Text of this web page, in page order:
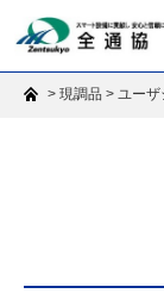
> 現調品 > ユーザ